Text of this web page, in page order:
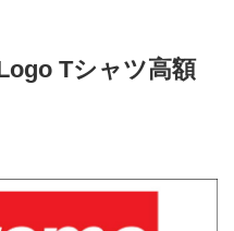
Tシャツ高額